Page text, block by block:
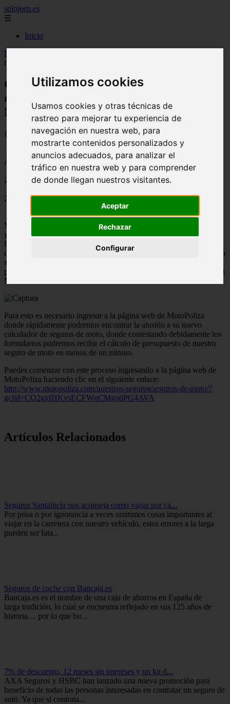
Utilizamos cookies
Usamos cookies y otras técnicas de
rastreo para mejorar tu experiencia de
navegación en nuestra web, para
mostrarte contenidos personalizados y
anuncios adecuados, para analizar el
tráfico en nuestra web y para comprender
de donde llegan nuestros visitantes.
Aceptar
Rechazar
Configurar
solojeep.es
☰
Inicio
Inicio
menos de un minuto con MotoPoliza.
Calcula tu seguro de moto, ciclomotor o
quad en menos de un minuto con
MotoPoliza.
📅 28/07/2025
Aseguradoras
2014-10-21
2059
MotoPoliza es una correduría de seguros de moto, quad, ciclomotor
y prácticamente cualquier vehículo motorizado de 2 ruedas.
Recientemente ha renovado su comparador de seguros de moto,
donde no solo podemos realizar el cálculo de presupuesto de nuestro
seguro de moto sino que también podemos conseguir las mejores
promociones y descuentos si decidimos contratar nuestro seguro con
MotoPoliza.
Para esto es necesario ingresar a la página web de MotoPoliza
donde rápidamente podremos encontrar la alusión a su nuevo
calculador de seguros de moto, donde contestando debidamente los
formularios podremos recibir el cálculo de presupuesto de nuestro
seguro de moto en menos de un minuto.
Puedes comenzar con este proceso ingresando a la página web de
MotoPoliza haciendo clic en el siguiente enlace:
http://www.motopoliza.com/nuestros-seguros/seguros-de-moto/?
gclid=CO2gyfHKvsECFWqCMgodPG4AVA
Artículos Relacionados
Seguros Santalucía nos aconseja como viajar por ca...
Por prisa o por ignorancia a veces omitimos cosas importantes al
viajar en la carretera con nuestro vehículo, estos errores a la larga
pueden ser fata...
Seguros de coche con Bancaja.es
Bancaja.es es el nombre de una caja de ahorros en España de
larga tradición, lo cual se encuentra reflejado en sus 125 años de
historia… por lo que bu...
7% de descuento, 12 meses sin intereses y un kit d...
AXA Seguros y HSBC han lanzado una nueva promoción para
beneficio de todas las personas interesadas en contratar un seguro de
auto. Ya que si contrata...